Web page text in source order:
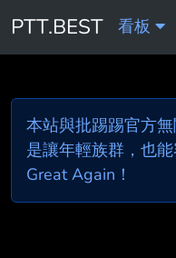
PTT.BEST 看板
本站與批踢踢官方
是讓年輕族群，也
Great Again！